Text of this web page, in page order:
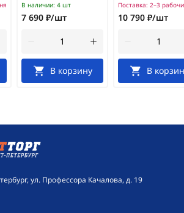
В наличии: 4 шт
7 690 ₽/шт
В корзину
Поставка: 2–3
10 790 ₽/шт
В
ул. Профессора Качалова, д. 19